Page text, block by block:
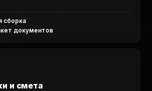
сборка
документов
и смета